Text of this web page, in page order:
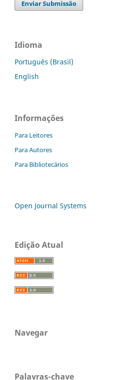
Enviar Submissão
Idioma
Português (Brasil)
English
Informações
Para Leitores
Para Autores
Para Bibliotecários
Open Journal Systems
Edição Atual
Navegar
Palavras-chave